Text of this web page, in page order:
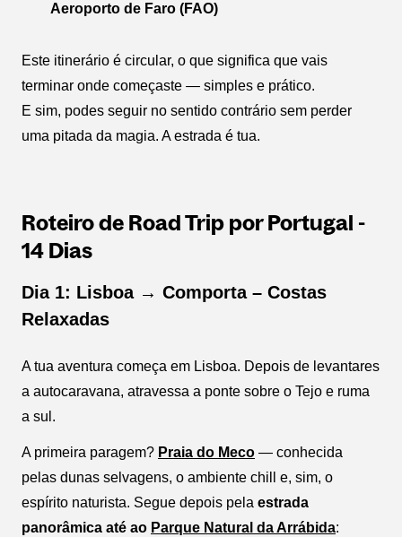
Aeroporto de Faro (FAO)
Este itinerário é circular, o que significa que vais
terminar onde começaste — simples e prático.
E sim, podes seguir no sentido contrário sem perder
uma pitada da magia. A estrada é tua.
Roteiro de Road Trip por Portugal -
14 Dias
Dia 1: Lisboa → Comporta – Costas
Relaxadas
A tua aventura começa em Lisboa. Depois de levantares
a autocaravana, atravessa a ponte sobre o Tejo e ruma
a sul.
A primeira paragem? Praia do Meco — conhecida
pelas dunas selvagens, o ambiente chill e, sim, o
espírito naturista. Segue depois pela estrada
panorâmica até ao Parque Natural da Arrábida: